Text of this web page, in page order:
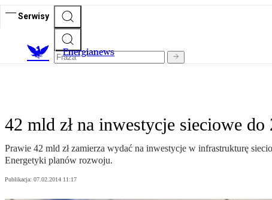
Serwisy
Energianews
42 mld zł na inwestycje sieciowe do
Prawie 42 mld zł zamierza wydać na inwestycje w infrastrukturę
Energetyki planów rozwoju.
Publikacja: 07.02.2014 11:17